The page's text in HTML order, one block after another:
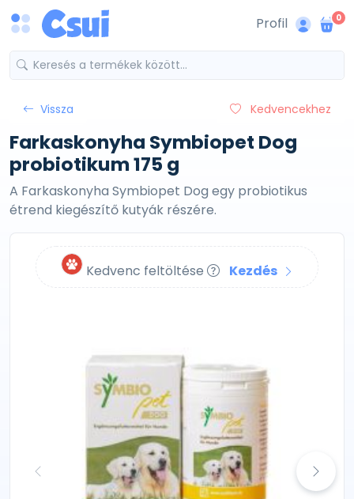
Profil 0
Vissza Kedvencekhez
Farkaskonyha Symbiopet Dog
probiotikum 175 g
A Farkaskonyha Symbiopet Dog egy probiotikus
étrend kiegészítő kutyák részére.
Kedvenc feltöltése Kezdés